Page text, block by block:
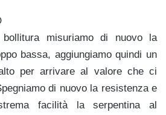
misuriamo di nuovo la
bassa, aggiungiamo quindi un
per arrivare al valore che ci
di nuovo la resistenza e
facilità la serpentina al